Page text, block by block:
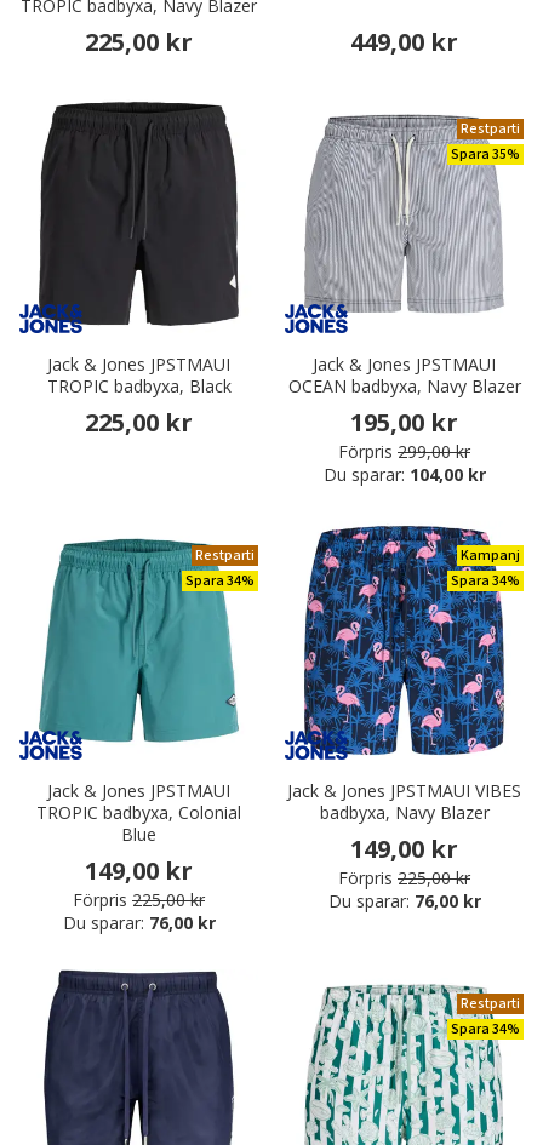
TROPIC badbyxa, Navy Blazer
225,00 kr 449,00 kr
Jack & Jones JPSTMAUI
TROPIC badbyxa, Black
225,00 kr
Restparti
Spara 35%
Jack & Jones JPSTMAUI
OCEAN badbyxa, Navy Blazer
195,00 kr
Förpris 299,00 kr
Du sparar: 104,00 kr
Restparti
Spara 34%
Jack & Jones JPSTMAUI
TROPIC badbyxa, Colonial
Blue
149,00 kr
Förpris 225,00 kr
Du sparar: 76,00 kr
Kampanj
Spara 34%
Jack & Jones JPSTMAUI VIBES
badbyxa, Navy Blazer
149,00 kr
Förpris 225,00 kr
Du sparar: 76,00 kr
Restparti
Spara 34%